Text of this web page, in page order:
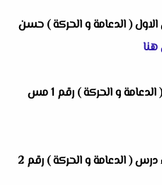
الاول ( الدعامة و الحركة ) حسن
امتحان الكتروني أحياء درس ( الدعامة و الحركة ) رقم 1 مس
امتحان الكتروني شامل أحياء درس ( الدعامة و الحركة ) رقم 2